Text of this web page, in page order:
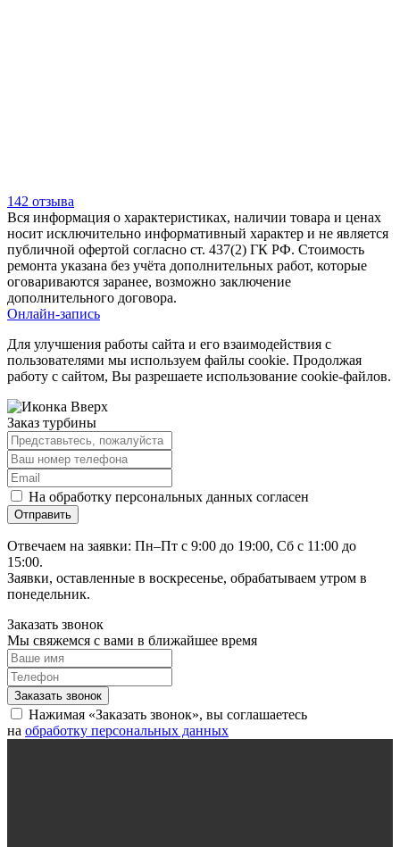
142 отзыва
Вся информация о характеристиках, наличии товара и ценах
носит исключительно информативный характер и не является
публичной офертой согласно ст. 437(2) ГК РФ. Стоимость
ремонта указана без учёта дополнительных работ, которые
оговариваются заранее, возможно заключение
дополнительного договора.
Онлайн-запись
Для улучшения работы сайта и его взаимодействия с
пользователями мы используем файлы cookie. Продолжая
работу с сайтом, Вы разрешаете использование cookie-файлов.
Заказ турбины
На обработку персональных данных согласен
Отвечаем на заявки: Пн–Пт с 9:00 до 19:00, Сб с 11:00 до
15:00.
Заявки, оставленные в воскресенье, обрабатываем утром в
понедельник.
Заказать звонок
Мы свяжемся с вами в ближайшее время
Нажимая «Заказать звонок», вы соглашаетесь
на обработку персональных данных